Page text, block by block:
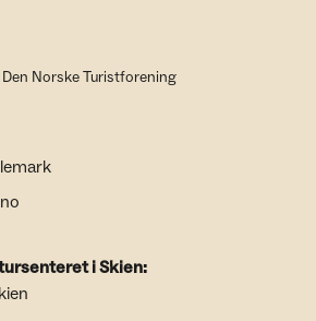
Norske Turistforening
i Skien: